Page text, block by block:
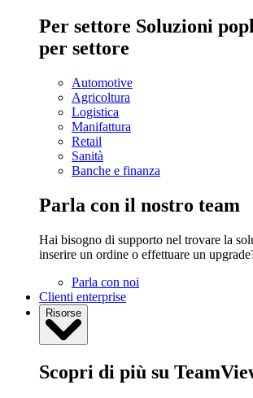
Per settore Soluzioni
per settore
Automotive
Agricoltura
Logistica
Manifattura
Retail
Sanità
Banche e finanza
Parla con il nostro team
Hai bisogno di supporto nel trovare la
inserire un ordine o effettuare un
Parla con noi
Clienti enterprise
Risorse
Scopri di più su